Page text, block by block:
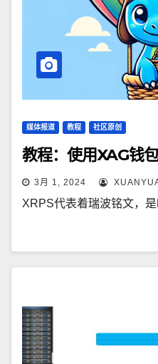
媒体报道 教程 社区原创
教程：使用XAG钱
3月 1, 2024
XRPS代表着瑞波铭文，